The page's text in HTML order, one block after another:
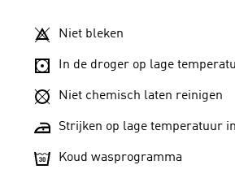
Niet bleken
In de droger op lage
Niet chemisch laten reinigen
Strijken op lage temperatuur
Koud wasprogramma